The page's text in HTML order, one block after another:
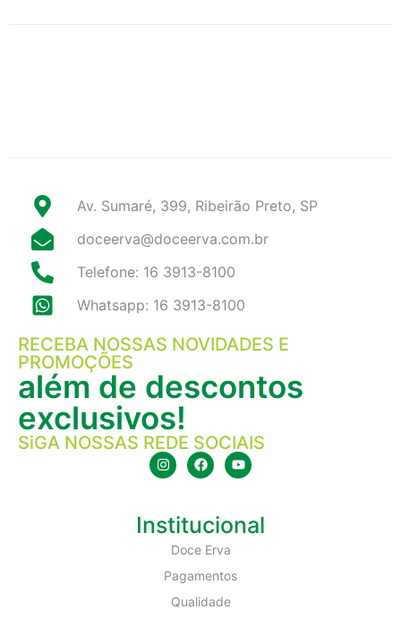
Av. Sumaré, 399, Ribeirão Preto, SP
doceerva@doceerva.com.br
Telefone: 16 3913-8100
Whatsapp: 16 3913-8100
RECEBA NOSSAS NOVIDADES E
PROMOÇÕES
além de descontos
exclusivos!
SiGA NOSSAS REDE SOCIAIS
Institucional
Doce Erva
Pagamentos
Qualidade